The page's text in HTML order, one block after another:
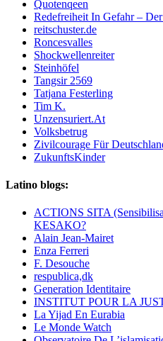
Quotenqeen
Redefreiheit In Gefahr –
reitschuster.de
Roncesvalles
Shockwellenreiter
Steinhöfel
Tangsir 2569
Tatjana Festerling
Tim K.
Unzensuriert.At
Volksbetrug
Zivilcourage Für
ZukunftsKinder
Latino blogs:
ACTIONS SITA
KESAKO?
Alain Jean-Mairet
Enza Ferreri
F. Desouche
respublica,dk
Generation Identitaire
INSTITUT POUR LA
La Yijad En Eurabia
Le Monde Watch